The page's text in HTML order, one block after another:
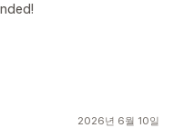
2026년 6월 10일